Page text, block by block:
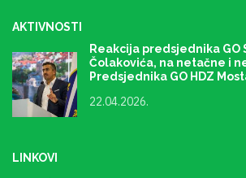
AKTIVNOSTI
Reakcija predsjednika GO
Čolakovića, na netačne i
Predsjednika GO HDZ
22.04.2026.
LINKOVI